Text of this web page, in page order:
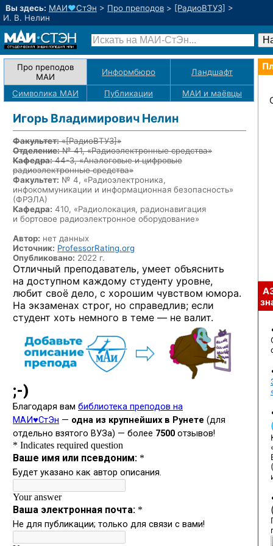
Вы здесь: МАИ♥СтЭн > Про преподов > [РадиоВТУЗ] >
И. В. Нелин
Про преподов
МАИ
Информбюро Ландшафт
Символика МАИ Публикации МАИ и маёвцы
Игорь Владимирович Нелин
Факультет: «[РадиоВТУЗ]»
Отделение:№ 41, «Радиоэлектронные средства»
Кафедра:44-3, «Аналоговые и цифровые
радиоэлектронные средства»
Факультет: № 4, «Радиоэлектроника,
инфокоммуникации и информационная безопасность»
(ФРЭЛА)
Кафедра: 410, «Радиолокация, радионавигация
и бортовое радиоэлектронное оборудование»
Автор: нет данных
Источник: ProfessorRating.org
Опубликовано: 2022 г.
Отличный преподаватель, умеет объяснить
на доступном каждому студенту уровне,
любит своё дело, с хорошим чувством юмора.
На экзаменах строг, но справедлив; если
студент хоть немного в теме — не валит.
(